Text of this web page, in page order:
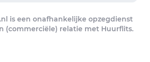
is een onafhankelijke opzegdienst
(commerciële) relatie met Huurflits.